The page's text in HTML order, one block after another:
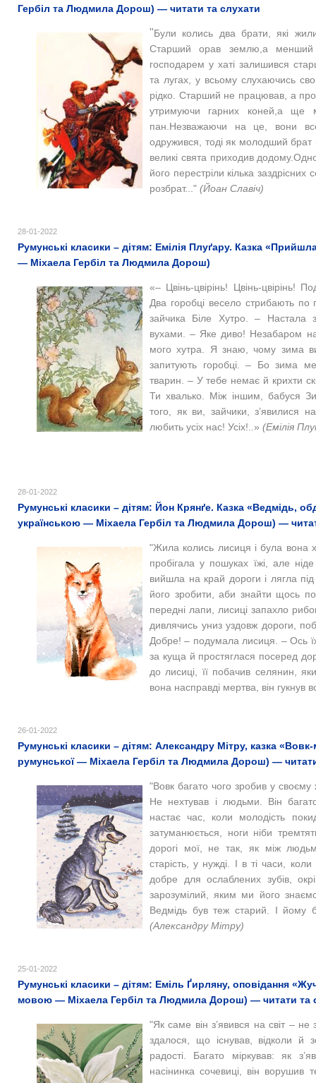
Гербіл та Людмила Дорош) — читати та слухати
"Були колись два брати, які
Старший орав землю,а менший
господарем у хаті залишився
та лугах, у всьому слухаючись
рідко. Старший не працював, а
утримуючи гарних коней,а ще
пан.Незважаючи на це, вони
одружився, тоді як молодший
великі свята приходив
його перестріли кілька заздрісних
розбрат..." (Йоан Славіч)
28-01-2022
Румунські класики – дітям: Емілія Плуґару. Казка
— Міхаела Гербіл та Людмила Дорош)
«‒ Цвінь-цвірінь! Цвінь-цвірінь!
Два горобці весело стрибають по
зайчика Біле Хутро. ‒ Настала
вухами. – Яке диво! Незабаром
мого хутра. Я знаю, чому зима
запитують горобці. ‒ Бо зима
тварин. ‒ У тебе немає й крихти
Ти хвалько. Між іншим, бабуся
того, як ви, зайчики, з’явилися
любить усіх нас! Усіх! ..» (Емілія
28-01-2022
Румунські класики – дітям: Йон Крянґе. Казка «Ведмідь,
українською — Міхаела Гербіл та Людмила Дорош) —
"Жила колись лисиця і була вона
пробігала у пошуках їжі, але
вийшла на край дороги і лягла
його зробити, аби знайти щось
передні лапи, лисиці запахло
дивлячись униз уздовж дороги,
Добре! – подумала лисиця. – Ось
за куща й простяглася посеред
до лисиці, її побачив селянин,
вона насправді мертва, він гукнув
26-01-2022
Румунські класики – дітям: Александру Мітру, казка
румунської — Міхаела Гербіл та Людмила Дорош) —
"Вовк багато чого зробив у своєму
Не нехтував і людьми. Він
настає час, коли молодість
затуманюється, ноги ніби
дорогі мої, не так, як між
старість, у нужді. І в ті часи,
добре для ослаблених зубів,
зарозумілий, яким ми його
Ведмідь був теж старий. І йому
(Александру Мітру)
25-01-2022
Румунські класики – дітям: Еміль Ґирляну, оповідання
мовою — Міхаела Гербіл та Людмила Дорош) — читати та
"Як самe він з’явився на світ – не
здалося, що існував, відколи й
радості. Багато міркував: як
насінинка сочевиці, він ворушив